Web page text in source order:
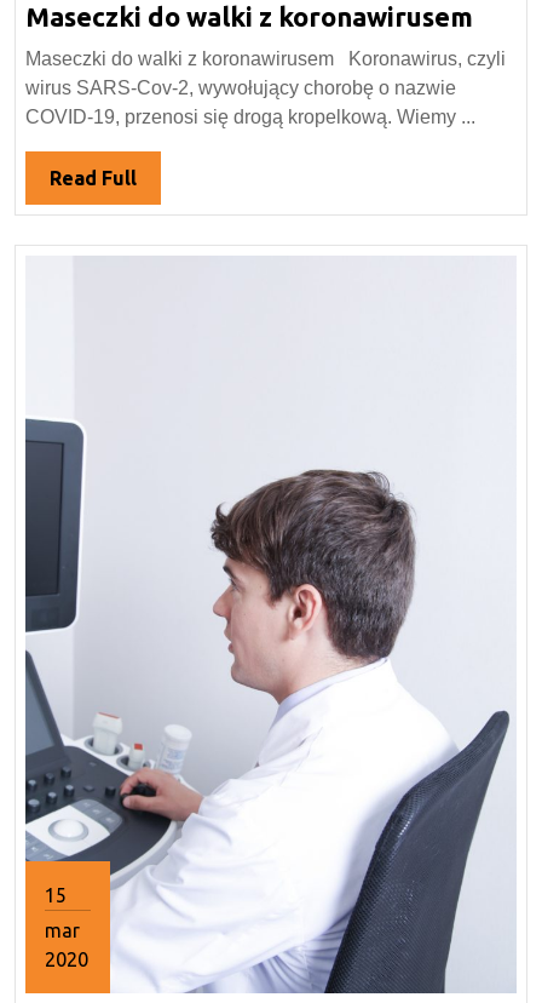
marca
Maseczki do walki z koronawirusem
do
walki
Maseczki do walki z koronawirusem Koronawirus, czyli
wirus SARS-Cov-2, wywołujący chorobę o nazwie
COVID-19, przenosi się drogą kropelkową. Wiemy ...
Read Full
Full
15
mar
2020